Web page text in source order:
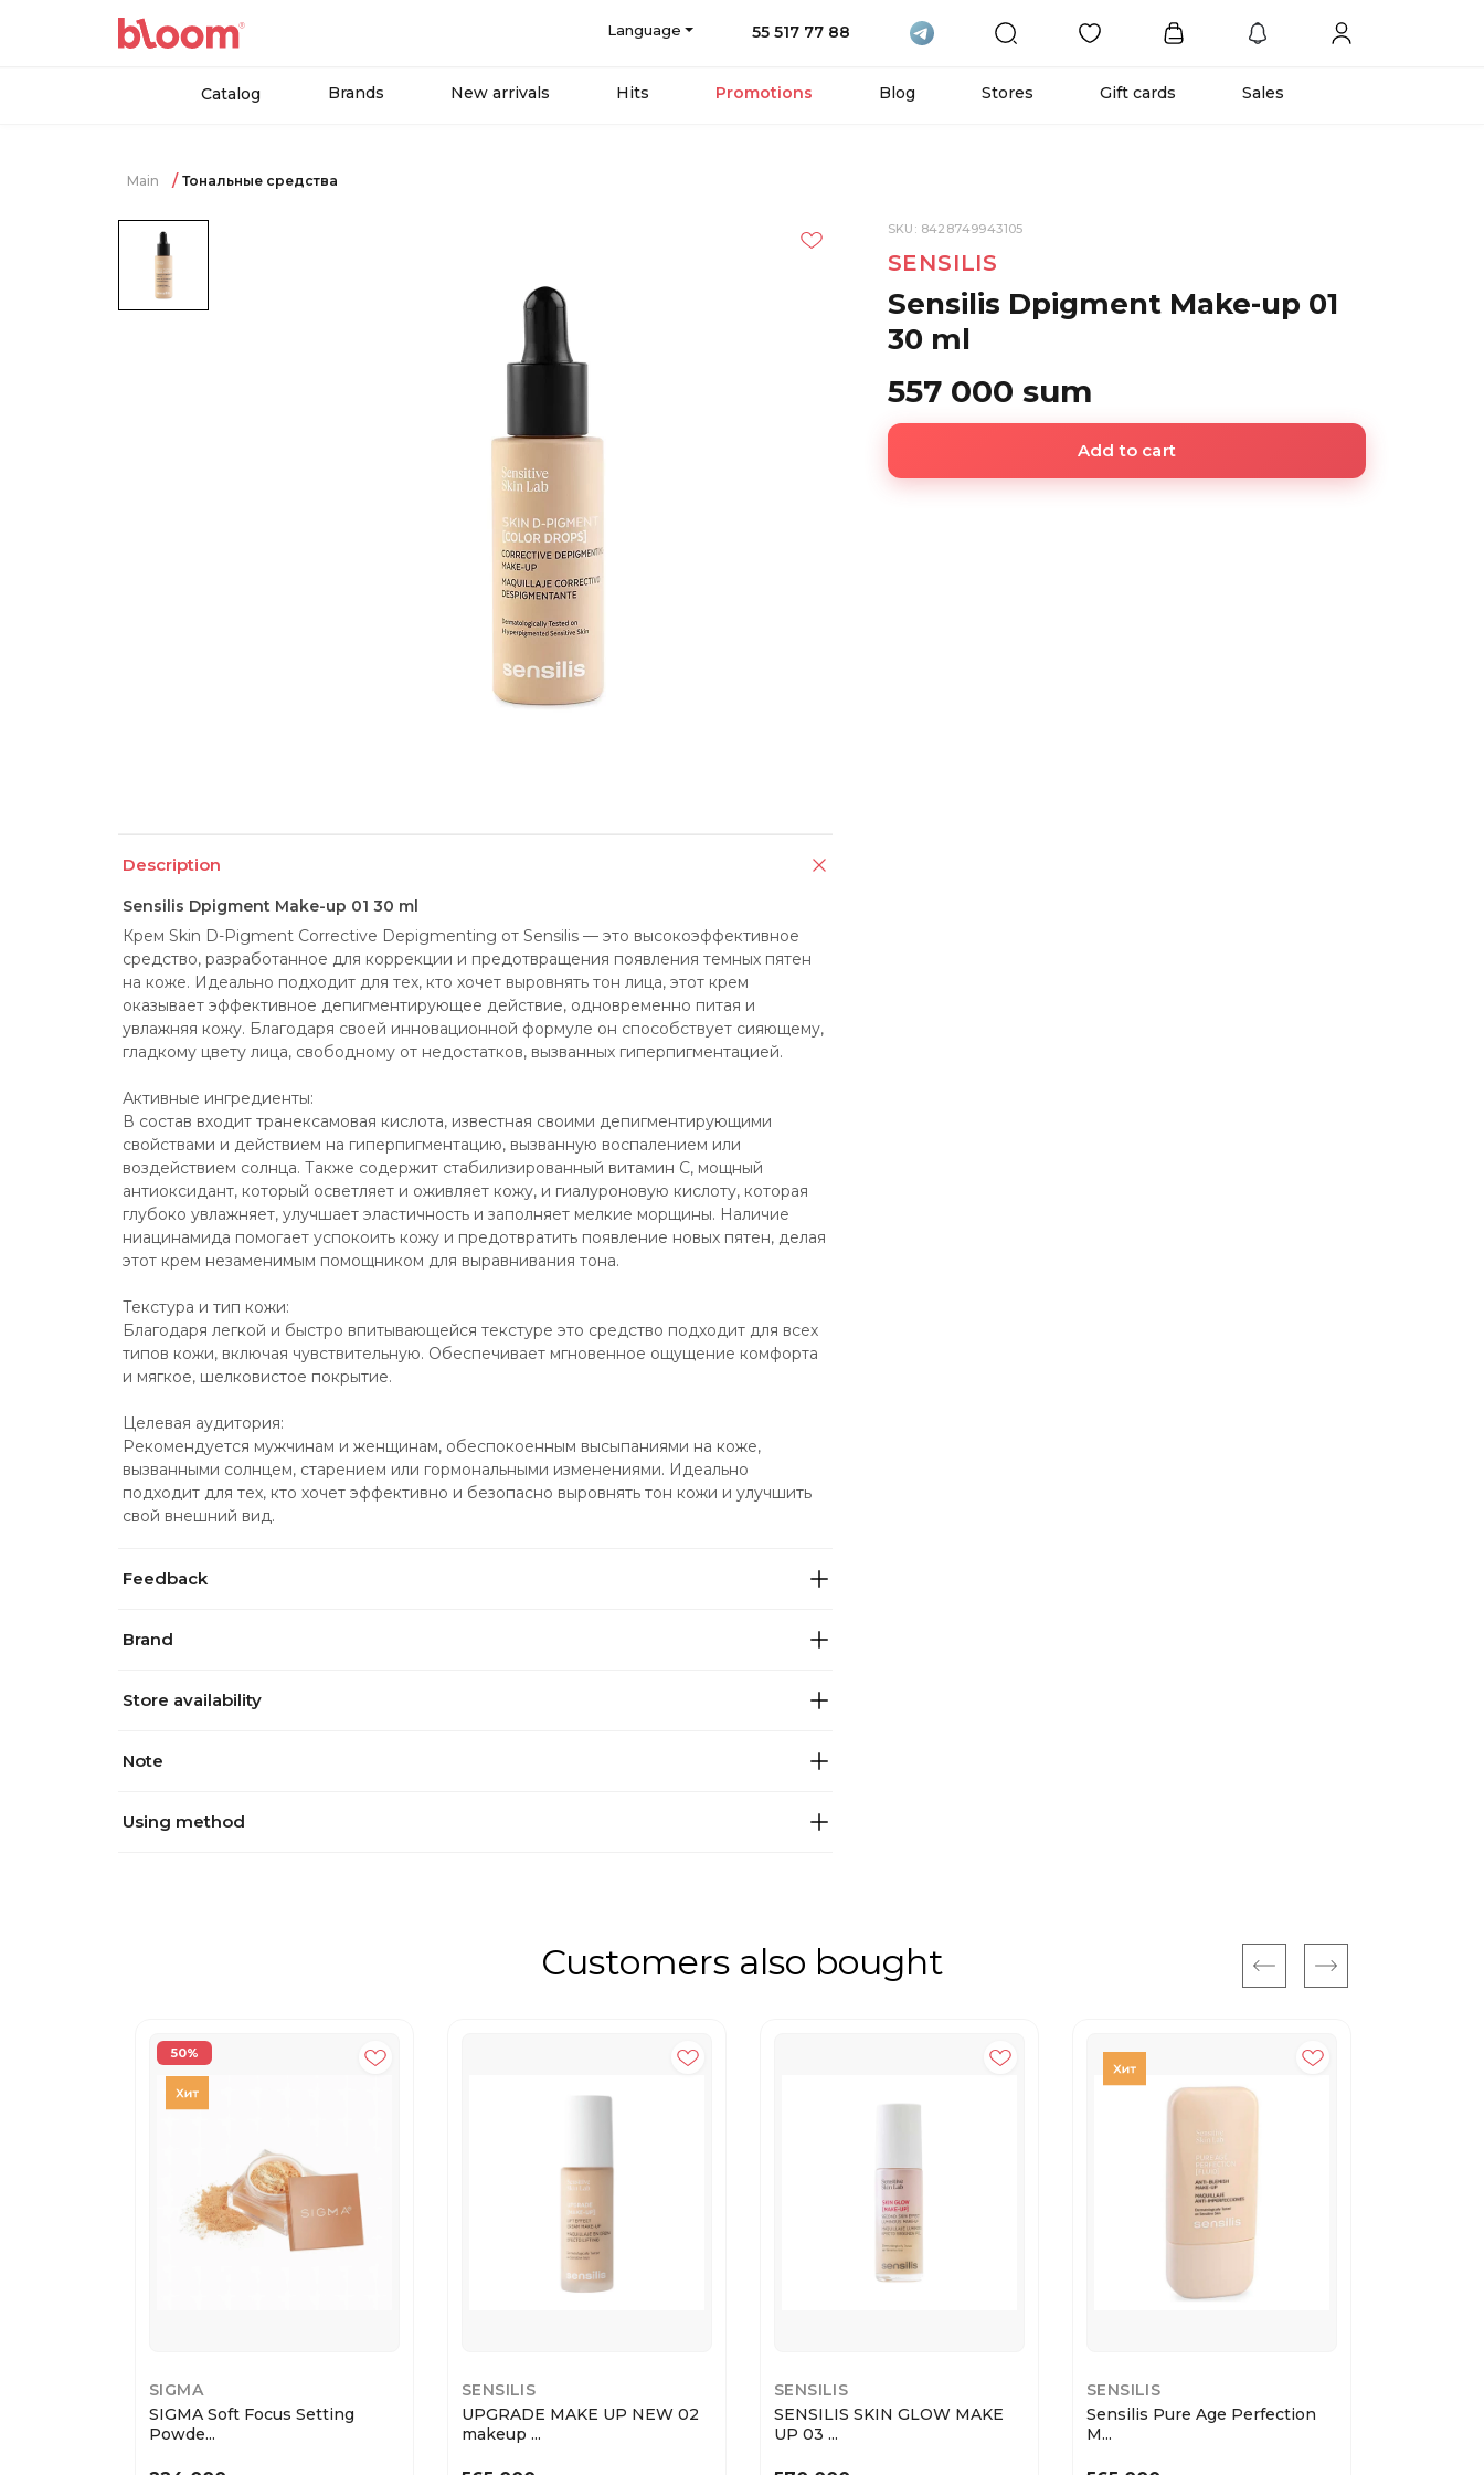
Language 55 517 77 88
Catalog Brands New arrivals Hits Promotions Blog Stores Gift cards Sales
Main Тональные средства
Description
Sensilis Dpigment Make-up 01 30 ml
Крем Skin D-Pigment Corrective Depigmenting от Sensilis — это высокоэффективное
средство, разработанное для коррекции и предотвращения появления темных пятен
на коже. Идеально подходит для тех, кто хочет выровнять тон лица, этот крем
оказывает эффективное депигментирующее действие, одновременно питая и
увлажняя кожу. Благодаря своей инновационной формуле он способствует сияющему,
гладкому цвету лица, свободному от недостатков, вызванных гиперпигментацией.
Активные ингредиенты:
В состав входит транексамовая кислота, известная своими депигментирующими
свойствами и действием на гиперпигментацию, вызванную воспалением или
воздействием солнца. Также содержит стабилизированный витамин С, мощный
антиоксидант, который осветляет и оживляет кожу, и гиалуроновую кислоту, которая
глубоко увлажняет, улучшает эластичность и заполняет мелкие морщины. Наличие
ниацинамида помогает успокоить кожу и предотвратить появление новых пятен, делая
этот крем незаменимым помощником для выравнивания тона.
Текстура и тип кожи:
Благодаря легкой и быстро впитывающейся текстуре это средство подходит для всех
типов кожи, включая чувствительную. Обеспечивает мгновенное ощущение комфорта
и мягкое, шелковистое покрытие.
Целевая аудитория:
Рекомендуется мужчинам и женщинам, обеспокоенным высыпаниями на коже,
вызванными солнцем, старением или гормональными изменениями. Идеально
подходит для тех, кто хочет эффективно и безопасно выровнять тон кожи и улучшить
свой внешний вид.
Feedback
Brand
Store availability
Note
Using method
SKU: 8428749943105
SENSILIS
Sensilis Dpigment Make-up 01
30 ml
557 000 sum
Add to cart
Customers also bought
50%
SIGMA
SIGMA Soft Focus Setting
Powde...
SENSILIS
UPGRADE MAKE UP NEW 02
makeup ...
SENSILIS
SENSILIS SKIN GLOW MAKE
UP 03 ...
SENSILIS
Sensilis Pure Age Perfection
M...